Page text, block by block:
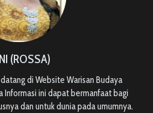
(ROSSA)
di Website Warisan Budaya
Informasi ini dapat bermanfaat bagi
dan untuk dunia pada umumnya.